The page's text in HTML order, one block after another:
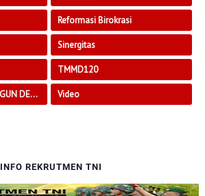
Reformasi Birokrasi
Sinergitas
TMMD120
TNI MANUNGGAL BANGUN DESA Video
INFO REKRUTMEN TNI